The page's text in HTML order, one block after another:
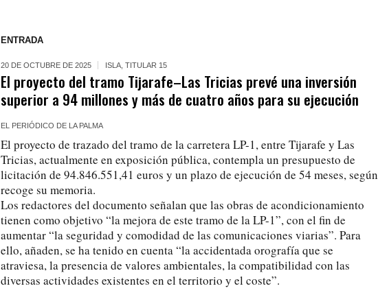
ENTRADA
20 DE OCTUBRE DE 2025 ISLA ,TITULAR 15
El proyecto del tramo Tijarafe–Las Tricias prevé una inversión
superior a 94 millones y más de cuatro años para su ejecución
EL PERIÓDICO DE LA PALMA
El proyecto de trazado del tramo de la carretera LP-1, entre Tijarafe y Las
Tricias, actualmente en exposición pública, contempla un presupuesto de
licitación de 94.846.551,41 euros y un plazo de ejecución de 54 meses, según
recoge su memoria.
Los redactores del documento señalan que las obras de acondicionamiento
tienen como objetivo “la mejora de este tramo de la LP-1”, con el fin de
aumentar “la seguridad y comodidad de las comunicaciones viarias”. Para
ello, añaden, se ha tenido en cuenta “la accidentada orografía que se
atraviesa, la presencia de valores ambientales, la compatibilidad con las
diversas actividades existentes en el territorio y el coste”.